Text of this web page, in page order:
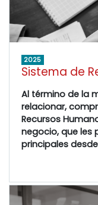
2025
Sistema de
Al término de la
relacionar,
Recursos
negocio, que les
principales